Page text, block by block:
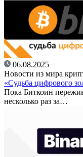
06.08.2025
Новости из мира
«Судьба цифрового
Пока Биткоин
несколько раз за…